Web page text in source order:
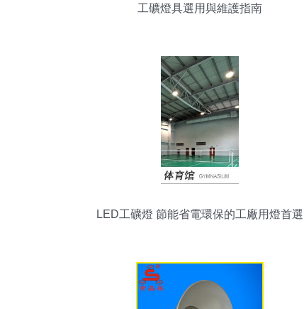
工礦燈具選用與維護指南
LED工礦燈 節能省電環保的工廠用燈首選